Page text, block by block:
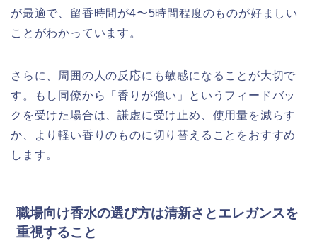
が最適で、留香時間が4〜5時間程度のものが好ましい
ことがわかっています。
さらに、周囲の人の反応にも敏感になることが大切で
す。もし同僚から「香りが強い」というフィードバッ
クを受けた場合は、謙虚に受け止め、使用量を減らす
か、より軽い香りのものに切り替えることをおすすめ
します。
職場向け香水の選び方は清新さとエレガンスを
重視すること